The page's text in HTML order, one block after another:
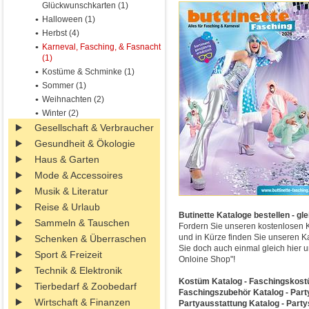
Glückwunschkarten (1)
Halloween (1)
Herbst (4)
Karneval, Fasching, & Fasnacht
(1)
Kostüme & Schminke (1)
Sommer (1)
Weihnachten (2)
Winter (2)
Gesellschaft & Verbraucher
Gesundheit & Ökologie
Haus & Garten
Mode & Accessoires
Musik & Literatur
Reise & Urlaub
Sammeln & Tauschen
Schenken & Überraschen
Sport & Freizeit
Technik & Elektronik
Tierbedarf & Zoobedarf
Wirtschaft & Finanzen
Butinette Kataloge bestellen -
Fordern Sie unseren kostenlosen
und in Kürze finden Sie unseren
Sie doch auch einmal gleich hier
Onloine Shop"!
Kostüm Katalog -
Faschingszubehör Katalog -
Partyausstattung Katalog -